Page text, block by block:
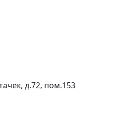
д.72, пом.153